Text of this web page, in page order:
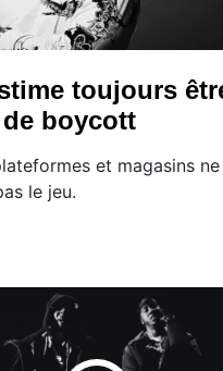
toujours
boycott
et magasins ne
le jeu.